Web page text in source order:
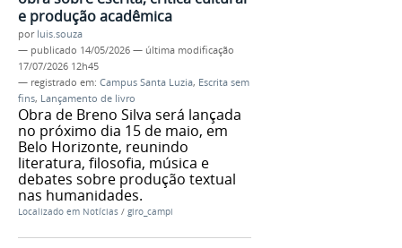
e produção acadêmica
por luis.souza
— publicado 14/05/2026 — última modificação
17/07/2026 12h45
— registrado em: Campus Santa Luzia, Escrita sem
fins, Lançamento de livro
Obra de Breno Silva será lançada
no próximo dia 15 de maio, em
Belo Horizonte, reunindo
literatura, filosofia, música e
debates sobre produção textual
nas humanidades.
Localizado em Notícias / giro_campi